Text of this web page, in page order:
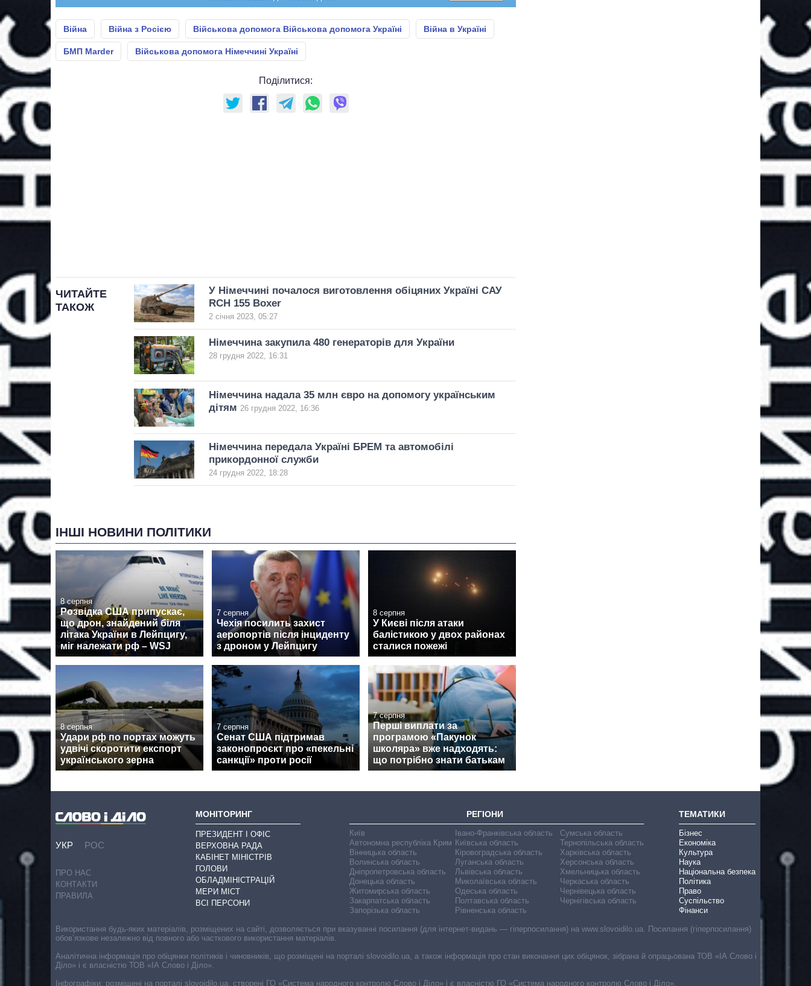
Війна Війна з Росією Військова допомога Військова допомога Україні Війна в Україні
БМП Marder Військова допомога Німеччині Україні
Поділитися:
ЧИТАЙТЕ
ТАКОЖ
У Німеччині почалося виготовлення обіцяних Україні САУ
RCH 155 Boxer
2 січня 2023, 05:27
Німеччина закупила 480 генераторів для України
28 грудня 2022, 16:31
Німеччина надала 35 млн євро на допомогу українським
дітям 26 грудня 2022, 16:36
Німеччина передала Україні БРЕМ та автомобілі
прикордонної служби
24 грудня 2022, 18:28
ІНШІ НОВИНИ ПОЛІТИКИ
8 серпня
Розвідка США припускає,
що дрон, знайдений біля
літака України в Лейпцигу,
міг належати рф – WSJ
7 серпня
Чехія посилить захист
аеропортів після інциденту
з дроном у Лейпцигу
8 серпня
У Києві після атаки
балістикою у двох районах
сталися пожежі
8 серпня
Удари рф по портах можуть
удвічі скоротити експорт
українського зерна
7 серпня
Сенат США підтримав
законопроєкт про «пекельні
санкції» проти росії
7 серпня
Перші виплати за
програмою «Пакунок
школяра» вже надходять:
що потрібно знати батькам
УКР РОС
ПРО НАС
КОНТАКТИ
ПРАВИЛА
МОНІТОРИНГ
ПРЕЗИДЕНТ І ОФІС
ВЕРХОВНА РАДА
КАБІНЕТ МІНІСТРІВ
ГОЛОВИ
ОБЛАДМІНІСТРАЦІЙ
МЕРИ МІСТ
ВСІ ПЕРСОНИ
РЕГІОНИ
Київ
Автономна республіка Крим
Вінницька область
Волинська область
Дніпропетровська область
Донецька область
Житомирська область
Закарпатська область
Запорізька область
Івано-Франківська область
Київська область
Кіровоградська область
Луганська область
Львівська область
Миколаївська область
Одеська область
Полтавська область
Рівненська область
Сумська область
Тернопільська область
Харківська область
Херсонська область
Хмельницька область
Черкаська область
Чернівецька область
Чернігівська область
ТЕМАТИКИ
Бізнес
Економіка
Культура
Наука
Національна безпека
Політика
Право
Суспільство
Фінанси
Використання будь-яких матеріалів, розміщених на сайті, дозволяється при вказуванні посилання (для інтернет-видань — гіперпосилання) на www.slovoidilo.ua. Посилання (гіперпосилання)
обов’язкове незалежно від повного або часткового використання матеріалів.
Аналітична інформація про обіцянки політиків і чиновників, що розміщені на порталі slovoidilo.ua, а також інформація про стан виконання цих обіцянок, зібрана й опрацьована ТОВ «ІА Слово і
Діло» і є власністю ТОВ «ІА Слово і Діло».
Інфографіки, розміщені на порталі slovoidilo.ua, створені ГО «Система народного контролю Слово і Діло» і є власністю ГО «Система народного контролю Слово і Діло».